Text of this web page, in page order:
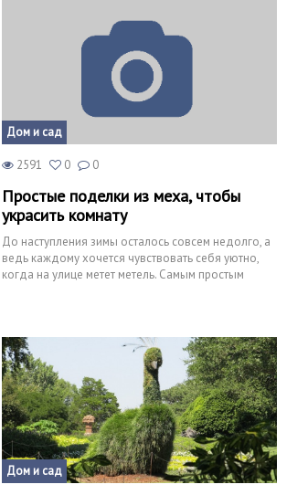
Дом и сад
2591 0 0
Простые поделки из меха, чтобы
украсить комнату
До наступления зимы осталось совсем недолго, а
ведь каждому хочется чувствовать себя уютно,
когда на улице метет метель. Самым простым
Дом и сад